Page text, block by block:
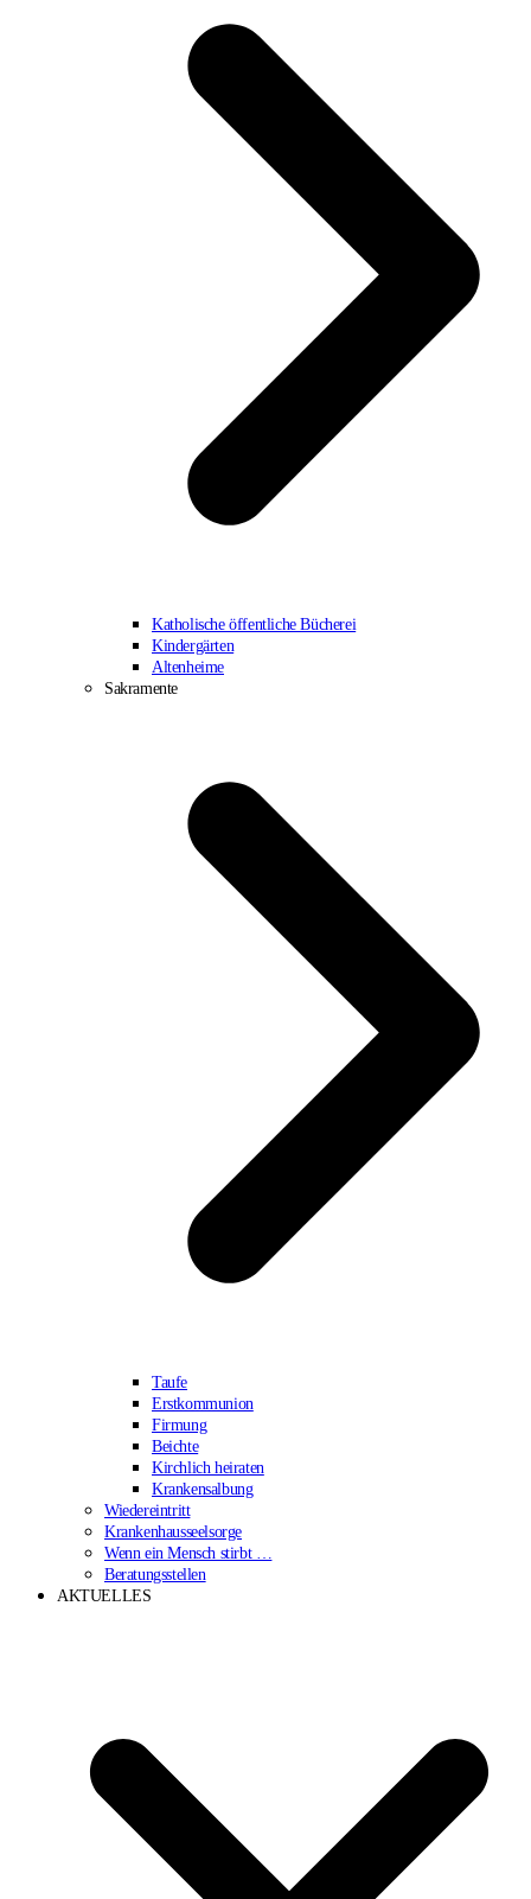
Katholische öffentliche Bücherei
Kindergärten
Altenheime
Sakramente
Taufe
Erstkommunion
Firmung
Beichte
Kirchlich heiraten
Krankensalbung
Wiedereintritt
Krankenhausseelsorge
Wenn ein Mensch stirbt …
Beratungsstellen
AKTUELLES